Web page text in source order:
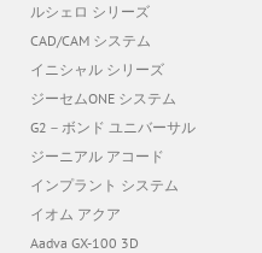
ルシェロ シリーズ
CAD/CAM システム
イニシャル シリーズ
ジーセムONE システム
G2－ボンド ユニバーサル
ジーニアル アコード
インプラント システム
イオム アクア
Aadva GX-100 3D